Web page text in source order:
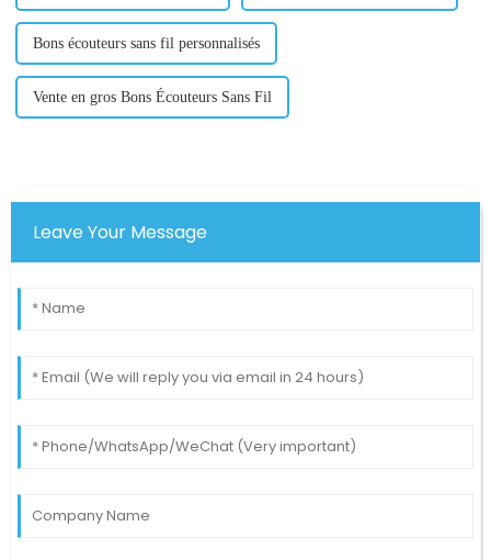
Bons écouteurs sans fil personnalisés
Vente en gros Bons Écouteurs Sans Fil
Leave Your Message